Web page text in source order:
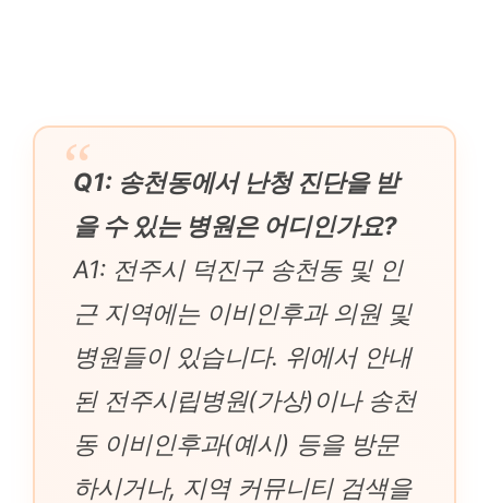
Q1: 송천동에서 난청 진단을 받
을 수 있는 병원은 어디인가요?
A1: 전주시 덕진구 송천동 및 인
근 지역에는 이비인후과 의원 및
병원들이 있습니다. 위에서 안내
된 전주시립병원(가상)이나 송천
동 이비인후과(예시) 등을 방문
하시거나, 지역 커뮤니티 검색을